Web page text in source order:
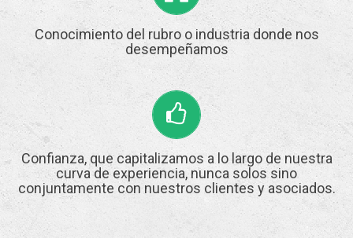
Conocimiento del rubro o industria donde nos
desempeñamos
Confianza, que capitalizamos a lo largo de nuestra
curva de experiencia, nunca solos sino
conjuntamente con nuestros clientes y asociados.